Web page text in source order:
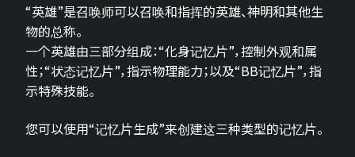
“英雄”是召唤师可以召唤和指挥的英雄、神明和其他生
物的总称。
一个英雄由三部分组成：“化身记忆片”，控制外观和属
性；“状态记忆片”，指示物理能力；以及“BB记忆片”，指
示特殊技能。
您可以使用“记忆片生成”来创建这三种类型的记忆片。